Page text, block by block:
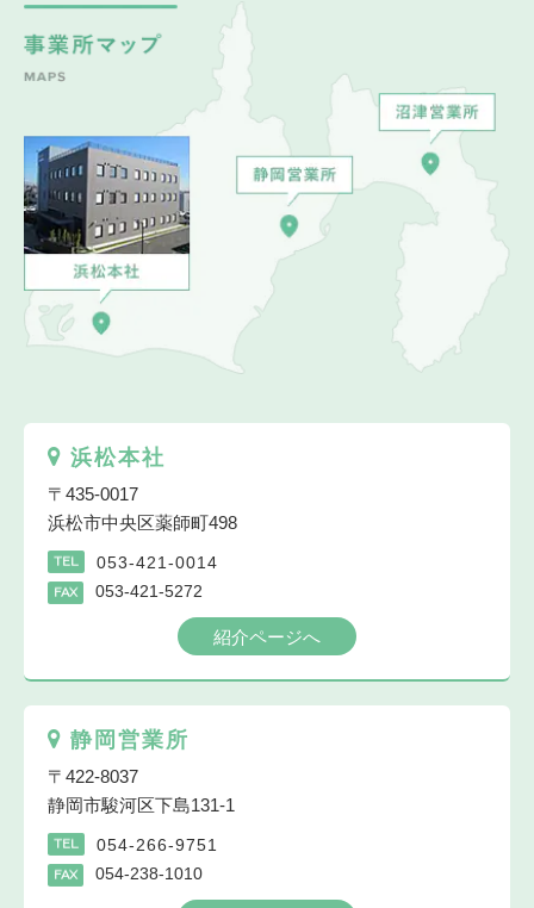
浜松本社
〒435-0017
浜松市中央区薬師町498
TEL 053-421-0014
FAX 053-421-5272
紹介ページへ
静岡営業所
〒422-8037
静岡市駿河区下島131-1
TEL 054-266-9751
FAX 054-238-1010